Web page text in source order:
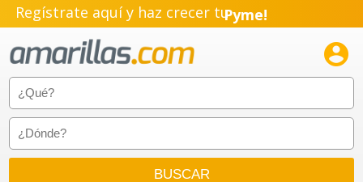
Regístrate aquí y haz crecer tuPyme!
Emprendimiento!
